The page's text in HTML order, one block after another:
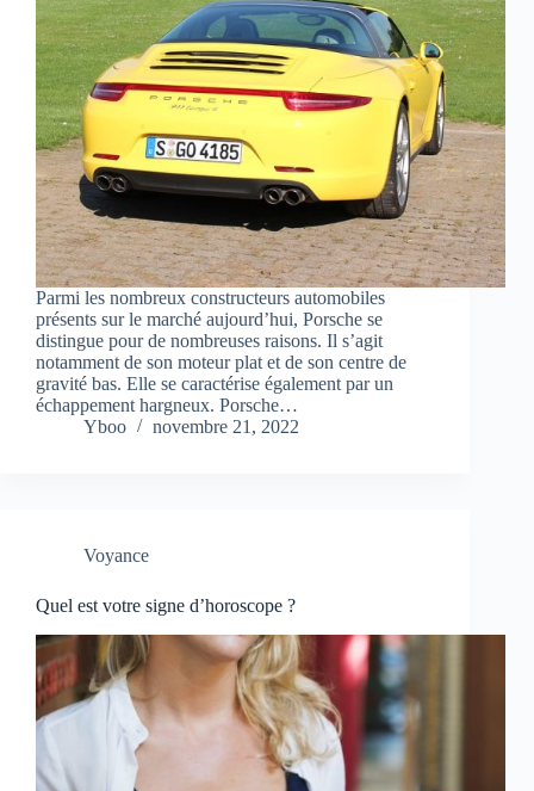
Parmi les nombreux constructeurs automobiles
présents sur le marché aujourd’hui, Porsche se
distingue pour de nombreuses raisons. Il s’agit
notamment de son moteur plat et de son centre de
gravité bas. Elle se caractérise également par un
échappement hargneux. Porsche…
Yboo
novembre 21, 2022
Voyance
Quel est votre signe d’horoscope ?